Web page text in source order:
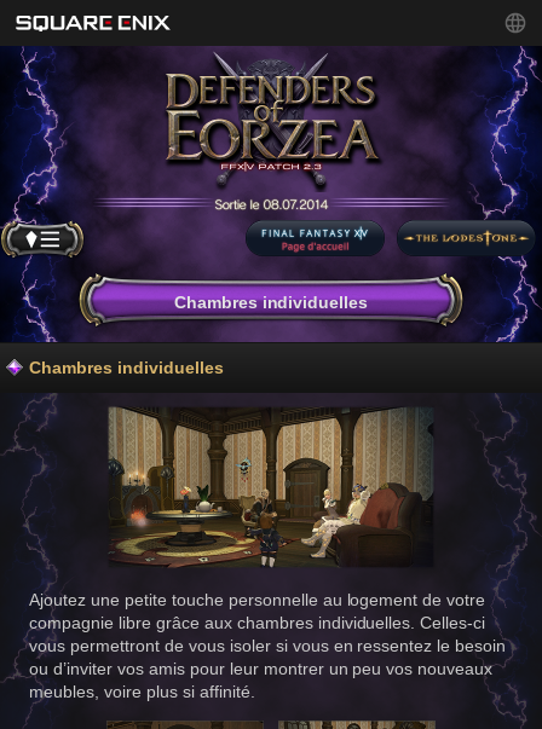
Chambres individuelles
Chambres individuelles
Ajoutez une petite touche personnelle au logement de votre
compagnie libre grâce aux chambres individuelles. Celles-ci
vous permettront de vous isoler si vous en ressentez le besoin
ou d’inviter vos amis pour leur montrer un peu vos nouveaux
meubles, voire plus si affinité.